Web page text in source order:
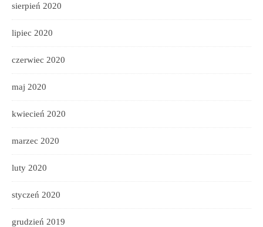
sierpień 2020
lipiec 2020
czerwiec 2020
maj 2020
kwiecień 2020
marzec 2020
luty 2020
styczeń 2020
grudzień 2019